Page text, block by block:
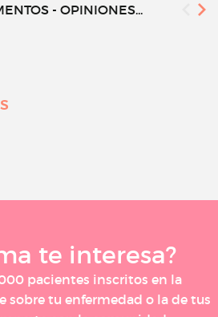
- OPINIONES...
te interesa?
pacientes inscritos en la
sobre tu enfermedad o la de tus